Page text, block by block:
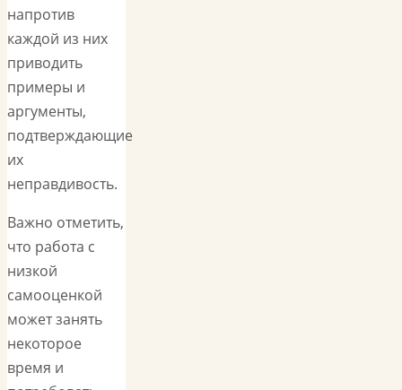
напротив
каждой из них
приводить
примеры и
аргументы,
подтверждающие
их
неправдивость.
Важно отметить,
что работа с
низкой
самооценкой
может занять
некоторое
время и